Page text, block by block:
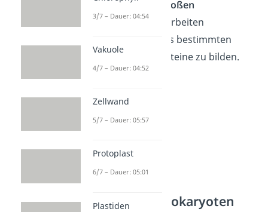
kleinenund der
großen
Untereinheit. Sie arbeiten
zusammen, um aus bestimmten
Informationen Proteine zu bilden.
Ribosomen Prokaryoten
3/7 – Dauer: 04:54
Vakuole
4/7 – Dauer: 04:52
Zellwand
5/7 – Dauer: 05:57
Protoplast
6/7 – Dauer: 05:01
Plastiden